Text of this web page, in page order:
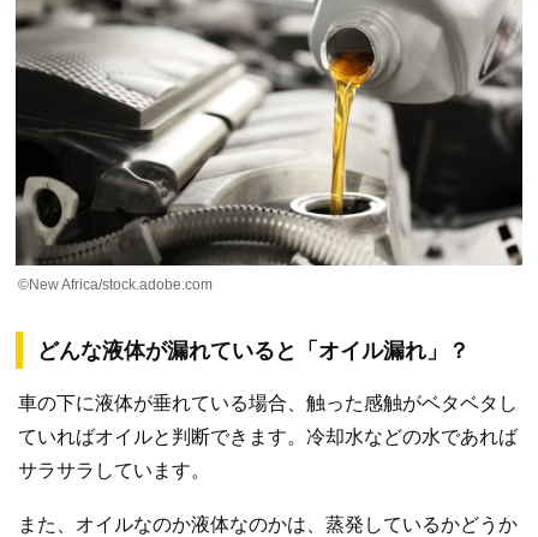
©New Africa/stock.adobe.com
どんな液体が漏れていると「オイル漏れ」？
車の下に液体が垂れている場合、触った感触がベタベタし
ていればオイルと判断できます。冷却水などの水であれば
サラサラしています。
また、オイルなのか液体なのかは、蒸発しているかどうか